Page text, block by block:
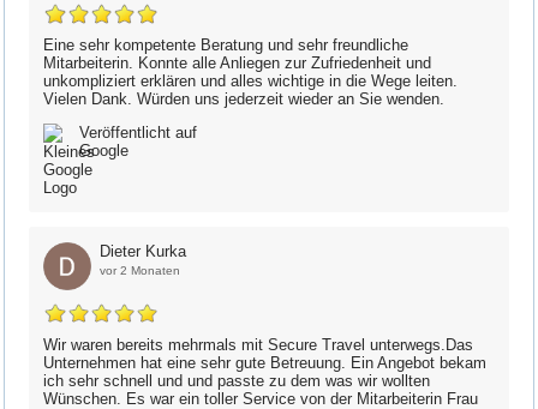
Eine sehr kompetente Beratung und sehr freundliche
Mitarbeiterin. Konnte alle Anliegen zur Zufriedenheit und
unkompliziert erklären und alles wichtige in die Wege leiten.
Vielen Dank. Würden uns jederzeit wieder an Sie wenden.
Veröffentlicht auf
Google
Dieter Kurka
vor 2 Monaten
Wir waren bereits mehrmals mit Secure Travel unterwegs.Das
Unternehmen hat eine sehr gute Betreuung. Ein Angebot bekam
ich sehr schnell und und passte zu dem was wir wollten
Wünschen. Es war ein toller Service von der Mitarbeiterin Frau